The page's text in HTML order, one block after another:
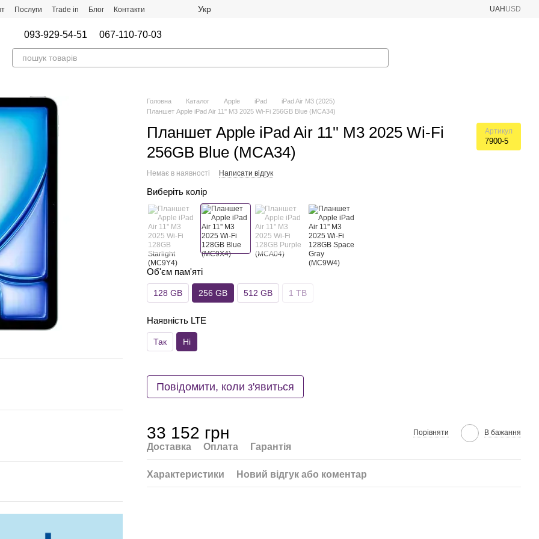
Послуги Trade in Блог Контакти Укр UAH USD
093-929-54-51 067-110-70-03
Головна Каталог Apple iPad
iPad Air M3 (2025)
Планшет Apple iPad Air 11'' M3 2025 Wi-Fi 256GB Blue (MCA34)
Планшет Apple iPad Air 11'' M3 2025 Wi-Fi
256GB Blue (MCA34)
Артикул
7900-5
Немає в наявності Написати відгук
Виберіть колір
Об'єм пам'яті
128 GB 256 GB 512 GB 1 TB
Наявність LTE
Так Ні
Повідомити, коли з'явиться
33 152 грн Порівняти В бажання
Доставка Оплата Гарантія
Характеристики Новий відгук або коментар